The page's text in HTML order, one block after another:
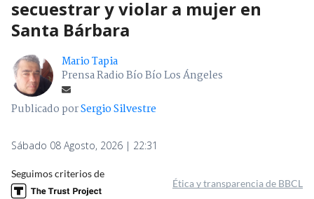
secuestrar y violar a mujer en
Santa Bárbara
Mario Tapia
Prensa Radio Bío Bío Los Ángeles
Publicado porSergio Silvestre
Sábado 08 Agosto, 2026 | 22:31
Seguimos criterios de
Ética y transparencia de BBCL